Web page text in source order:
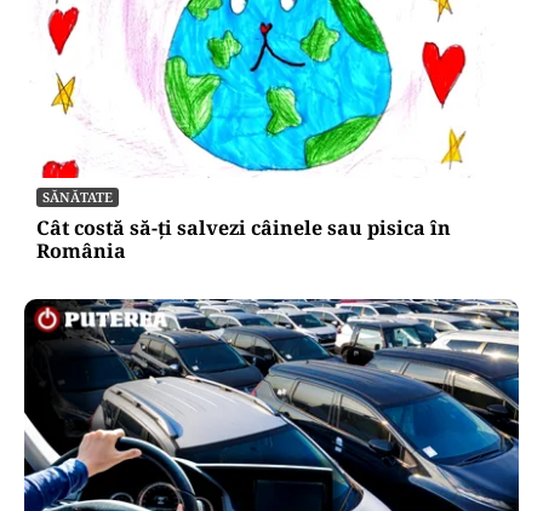
SĂNĂTATE
Cât costă să-ți salvezi câinele sau pisica în
România